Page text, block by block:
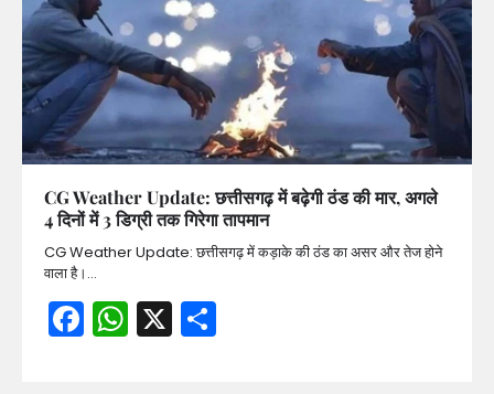
CG Weather Update: छत्तीसगढ़ में बढ़ेगी ठंड की मार, अगले
4 दिनों में 3 डिग्री तक गिरेगा तापमान
CG Weather Update: छत्तीसगढ़ में कड़ाके की ठंड का असर और तेज होने
वाला है।…
Facebook
WhatsApp
X